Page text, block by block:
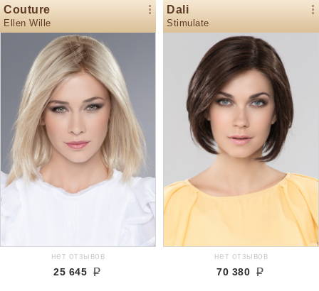
Couture
Ellen Wille
нет отзывов
25 645
Dali
Stimulate
нет отзывов
70 380